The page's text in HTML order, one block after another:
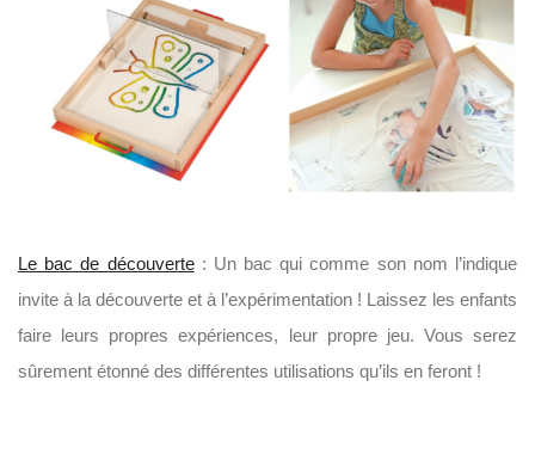
Le bac de découverte: Un bac qui comme son nom l’indique
invite à la découverte et à l’expérimentation ! Laissez les enfants
faire leurs propres expériences, leur propre jeu. Vous serez
sûrement étonné des différentes utilisations qu’ils en feront !